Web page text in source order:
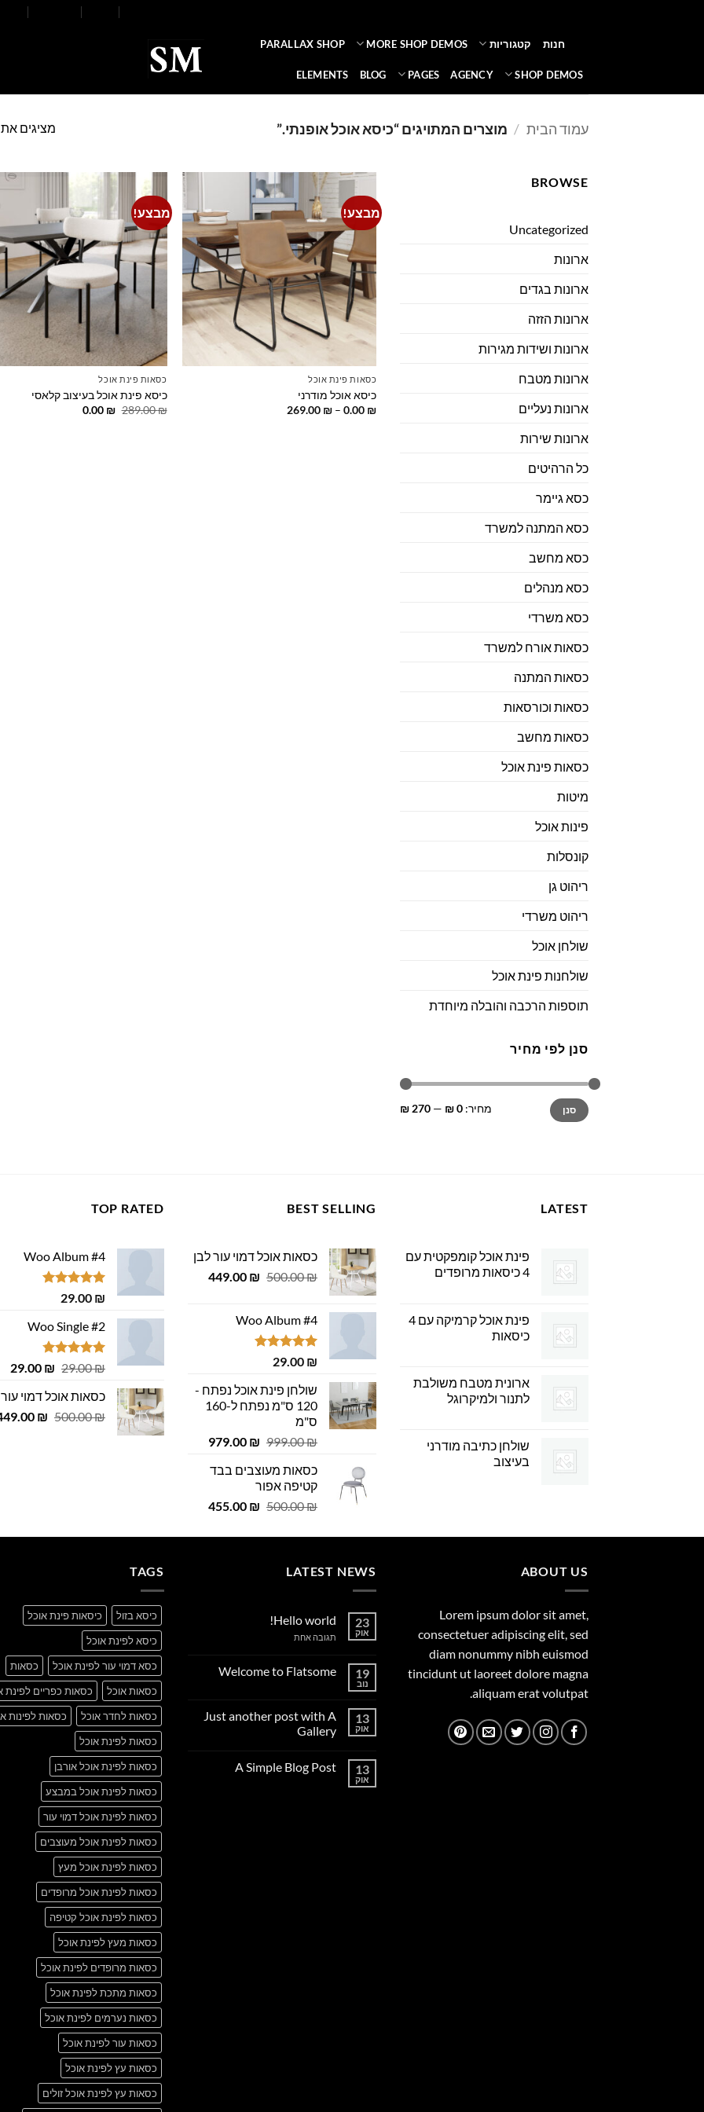
חנות קטגוריות MORE SHOP DEMOS
PARALLAX SHOP
SHOP DEMOS
AGENCY
PAGES
BLOG
ELEMENTS
עמוד הבית / מוצרים המתויגים “כיסא אוכל אופנתי.” מציגים את כל ⁦3⁩
BROWSE
Uncategorized
ארונות
ארונות בגדים
ארונות הזזה
ארונות ושידות מגירות
ארונות מטבח
ארונות נעליים
ארונות שירות
כל הרהיטים
כסא גיימר
כסא המתנה למשרד
כסא מחשב
כסא מנהלים
כסא משרדי
כסאות אורח למשרד
כסאות המתנה
כסאות וכורסאות
כסאות מחשב
כסאות פינת אוכל
מיטות
פינות אוכל
קונסלות
ריהוט גן
ריהוט משרדי
שולחן אוכל
שולחנות פינת אוכל
תוספות הרכבה והובלה מיוחדת
סנן לפי מחיר
מחיר
מינימלי
מחיר
מקסימלי
סנן מחיר: 0 ₪
—
270 ₪
מבצע!
Add to
wishlist
כסאות פינת אוכל
כיסא אוכל מודרני
0.00 ₪
–
269.00 ₪
טווח
מבצע!
כסאות פינת אוכל
כיסא פינת אוכל בעיצוב קלאסי
289.00₪
המחיר
0.00 ₪
המחיר
LATEST
פינת אוכל קומפקטית עם
4 כיסאות מרופדים
פינת אוכל קרמיקה עם 4
כיסאות
ארונית מטבח משולבת
לתנור ולמיקרוגל
שולחן כתיבה מודרני
בעיצוב
BEST SELLING
כסאות אוכל דמוי עור לבן
500.00₪
המחיר
500.00 ₪.
449.00 ₪
המחיר
Woo Album #4
דורג5.00
29.00 ₪
שולחן פינת אוכל נפתח -
120 ס"מ נפתח ל-160
ס"מ
999.00₪
המחיר
היה:
999.00 ₪.
979.00 ₪
המחיר
כסאות מעוצבים בבד
קטיפה אפור
500.00₪
המחיר
היה:
455.00 ₪
המחיר
הוא:
TOP RATED
Woo Album #4
דורג5.00
29.00 ₪
Woo Single #2
דורג4.75
29.00₪
המחיר
היה:
29.00 ₪.
29.00 ₪
₪.
כסאות אוכל דמוי
500.00₪
המחיר
₪
ABOUT US
Lorem ipsum dolor sit amet,
consectetuer adipiscing elit, sed
diam nonummy nibh euismod
tincidunt ut laoreet dolore magna
aliquam erat volutpat.
LATEST NEWS
23
אוק
Hello world!
תגובה אחתעל
19
נוב
Welcome to Flatsome
Welcome
to
Flatsome
13
אוק
Just another post with A
Gallery
על
13
אוק
A Simple Blog Post
TAGS
כיסא בזול
כיסאות פינת אוכל
כיסא לפינת אוכל
כסא דמוי עור לפינת אוכל
כסאות
כסאות אוכל
כסאות כפריים לפינת
כסאות לחדר אוכל
כסאות לפינות
כסאות לפינת אוכל
כסאות לפינת אוכל אורבן
כסאות לפינת אוכל במבצע
כסאות לפינת אוכל דמוי עור
כסאות לפינת אוכל מעוצבים
כסאות לפינת אוכל מעץ
כסאות לפינת אוכל מרופדים
כסאות לפינת אוכל קטיפה
כסאות מעץ לפינת אוכל
כסאות מרופדים לפינת אוכל
כסאות מתכת לפינת אוכל
כסאות נערמים לפינת אוכל
כסאות עור לפינת אוכל
כסאות עץ לפינת אוכל
כסאות עץ לפינת אוכל זולים